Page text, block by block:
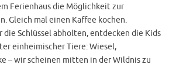
Ferienhaus die Möglichkeit zur
Gleich mal einen Kaffee kochen.
die Schlüssel abholten, entdecken die Kids
einheimischer Tiere: Wiesel,
– wir scheinen mitten in der Wildnis zu